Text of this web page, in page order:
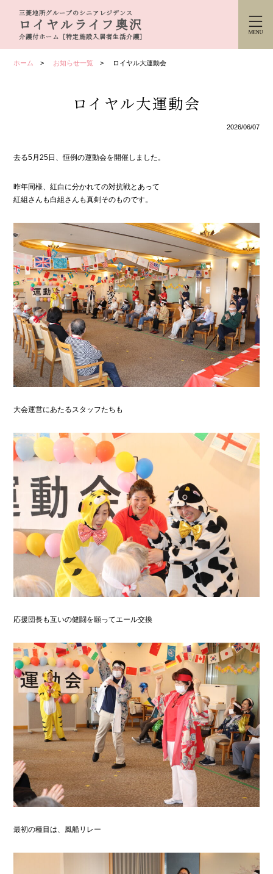
三菱地所グループのシニアレジデンス
ロイヤルライフ奥沢
介護付ホーム［特定施設入居者生活介護］
ホーム お知らせ一覧 ロイヤル大運動会
ロイヤル大運動会
2026/06/07
去る5月25日、恒例の運動会を開催しました。
昨年同様、紅白に分かれての対抗戦とあって
紅組さんも白組さんも真剣そのものです。
大会運営にあたるスタッフたちも
応援団長も互いの健闘を願ってエール交換
最初の種目は、風船リレー